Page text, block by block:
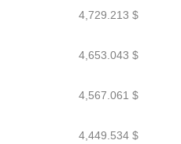
4,729.213 $
4,653.043 $
4,567.061 $
4,449.534 $